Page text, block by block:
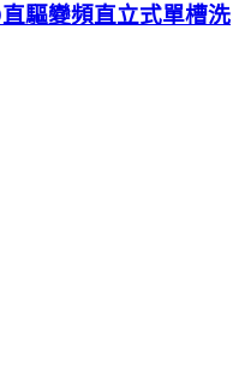
驅變頻直立式單槽洗